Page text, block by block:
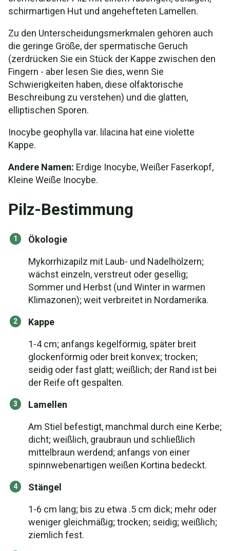
schirmartigen Hut und angehefteten Lamellen.
Zu den Unterscheidungsmerkmalen gehören auch
die geringe Größe, der spermatische Geruch
(zerdrücken Sie ein Stück der Kappe zwischen den
Fingern - aber lesen Sie dies, wenn Sie
Schwierigkeiten haben, diese olfaktorische
Beschreibung zu verstehen) und die glatten,
elliptischen Sporen.
Inocybe geophylla var. lilacina hat eine violette
Kappe.
Andere Namen: Erdige Inocybe, Weißer Faserkopf,
Kleine Weiße Inocybe.
Pilz-Bestimmung
Ökologie
Mykorrhizapilz mit Laub- und Nadelhölzern;
wächst einzeln, verstreut oder gesellig;
Sommer und Herbst (und Winter in warmen
Klimazonen); weit verbreitet in Nordamerika.
Kappe
1-4 cm; anfangs kegelförmig, später breit
glockenförmig oder breit konvex; trocken;
seidig oder fast glatt; weißlich; der Rand ist bei
der Reife oft gespalten.
Lamellen
Am Stiel befestigt, manchmal durch eine Kerbe;
dicht; weißlich, graubraun und schließlich
mittelbraun werdend; anfangs von einer
spinnwebenartigen weißen Kortina bedeckt.
Stängel
1-6 cm lang; bis zu etwa .5 cm dick; mehr oder
weniger gleichmäßig; trocken; seidig; weißlich;
ziemlich fest.